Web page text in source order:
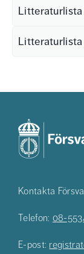
Litteraturlista
Kontakta
Telefon: 08-
E-post: